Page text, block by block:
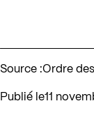
Source :Ordre
Publié le 11